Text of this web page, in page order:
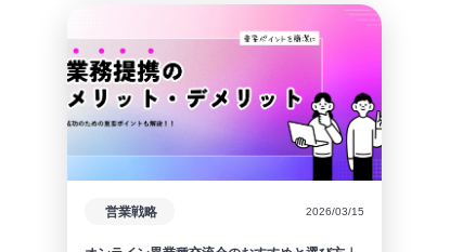
営業戦略 2026/03/15